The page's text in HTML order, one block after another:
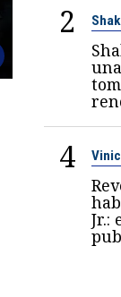
2
4
Jr.: